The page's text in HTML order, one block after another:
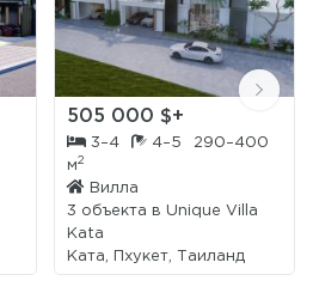
505 000 $+
3–4 4–5
290–400
м2
Вилла
3 объекта в Unique Villa
Kata
Ката, Пхукет, Таиланд